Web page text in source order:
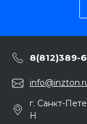
8(812)389-
г. Санкт-
Н